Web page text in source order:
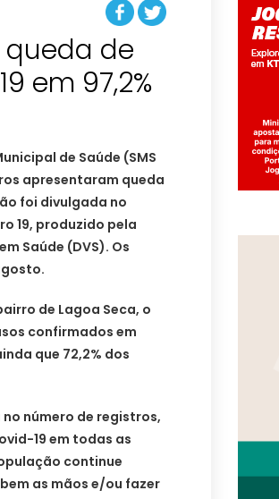
queda de
em 97,2%
de Saúde (SMS
apresentaram queda
foi divulgada no
19, produzido pela
Saúde (DVS). Os
de Lagoa Seca, o
confirmados em
que 72,2% dos
número de registros,
19 em todas as
continue
as mãos e/ou fazer